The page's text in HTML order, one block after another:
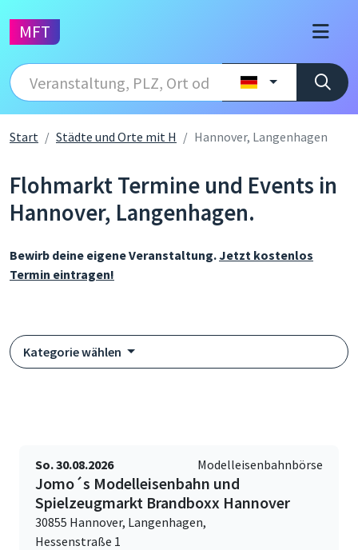
MFT
Start Städte und Orte mit H Hannover, Langenhagen
Flohmarkt Termine und Events in
Hannover, Langenhagen.
Bewirb deine eigene Veranstaltung.Jetzt kostenlos
Termin eintragen!
Kategorie wählen
So. 30.08.2026 Modelleisenbahnbörse
Jomo´s Modelleisenbahn und
Spielzeugmarkt Brandboxx Hannover
30855 Hannover, Langenhagen,
Hessenstraße 1